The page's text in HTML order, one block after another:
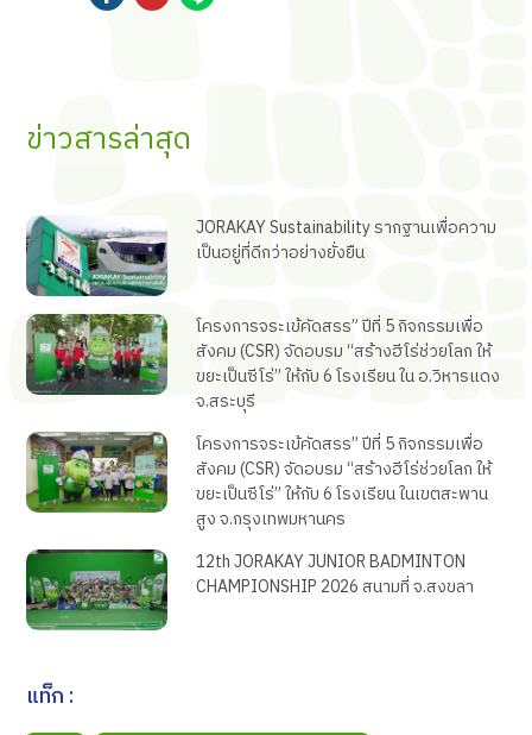
ข่าวสารล่าสุด
JORAKAY Sustainability รากฐานเพื่อความ
เป็นอยู่ที่ดีกว่าอย่างยั่งยืน
โครงการจระเข้คัดสรร” ปีที่ 5 กิจกรรมเพื่อ
สังคม (CSR) จัดอบรม “สร้างฮีโร่ช่วยโลก ให้
ขยะเป็นซีโร่” ให้กับ 6 โรงเรียน ใน อ.วิหารแดง
จ.สระบุรี
โครงการจระเข้คัดสรร” ปีที่ 5 กิจกรรมเพื่อ
สังคม (CSR) จัดอบรม “สร้างฮีโร่ช่วยโลก ให้
ขยะเป็นซีโร่” ให้กับ 6 โรงเรียน ในเขตสะพาน
สูง จ.กรุงเทพมหานคร
12th JORAKAY JUNIOR BADMINTON
CHAMPIONSHIP 2026 สนามที่ จ.สงขลา
แท็ก :